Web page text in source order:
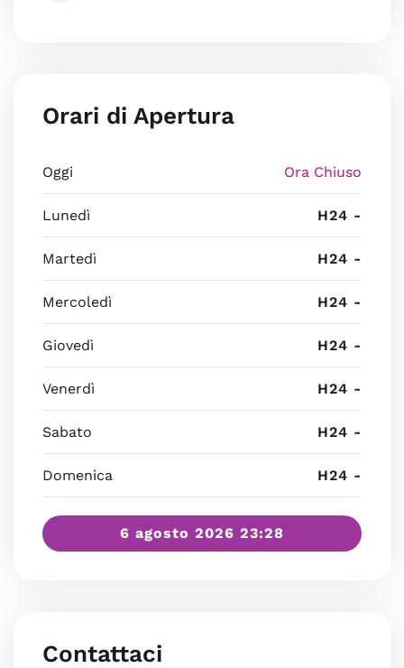
Orari di Apertura
Oggi Ora Chiuso
Lunedì H24 -
Martedì H24 -
Mercoledì H24 -
Giovedì H24 -
Venerdì H24 -
Sabato H24 -
Domenica H24 -
6 agosto 2026 23:28
Contattaci